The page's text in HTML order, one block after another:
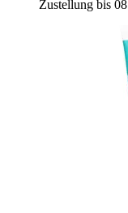
Zustellung bis